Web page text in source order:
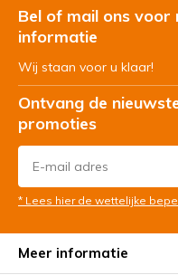
Bel of mail ons voor
informatie
Wij staan voor u klaar!
Ontvang de
promoties
* Lees hier de wettelijke
Meer informatie